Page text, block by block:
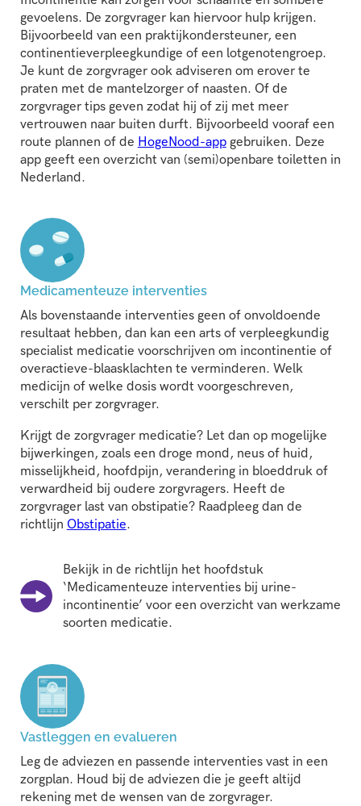
gevoelens. De zorgvrager kan hiervoor hulp krijgen.
Bijvoorbeeld van een praktijkondersteuner, een
continentieverpleegkundige of een lotgenotengroep.
Je kunt de zorgvrager ook adviseren om erover te
praten met de mantelzorger of naasten. Of de
zorgvrager tips geven zodat hij of zij met meer
vertrouwen naar buiten durft. Bijvoorbeeld vooraf een
route plannen of de HogeNood-appgebruiken. Deze
app geeft een overzicht van (semi)openbare toiletten in
Nederland.
Medicamenteuze interventies
Als bovenstaande interventies geen of onvoldoende
resultaat hebben, dan kan een arts of verpleegkundig
specialist medicatie voorschrijven om incontinentie of
overactieve-blaasklachten te verminderen. Welk
medicijn of welke dosis wordt voorgeschreven,
verschilt per zorgvrager.
Krijgt de zorgvrager medicatie? Let dan op mogelijke
bijwerkingen, zoals een droge mond, neus of huid,
misselijkheid, hoofdpijn, verandering in bloeddruk of
verwardheid bij oudere zorgvragers. Heeft de
zorgvrager last van obstipatie? Raadpleeg dan de
richtlijn Obstipatie.
Bekijk in de richtlijn het hoofdstuk
‘Medicamenteuze interventies bij urine-
incontinentie’ voor een overzicht van werkzame
soorten medicatie.
Vastleggen en evalueren
Leg de adviezen en passende interventies vast in een
zorgplan. Houd bij de adviezen die je geeft altijd
rekening met de wensen van de zorgvrager.